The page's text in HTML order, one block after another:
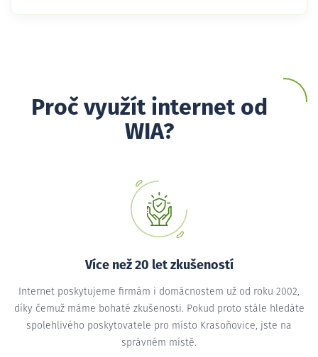
Proč využít internet od
WIA?
Více než 20 let zkušeností
Internet poskytujeme firmám i domácnostem už od roku 2002,
díky čemuž máme bohaté zkušenosti. Pokud proto stále hledáte
spolehlivého poskytovatele pro místo Krasoňovice, jste na
správném místě.